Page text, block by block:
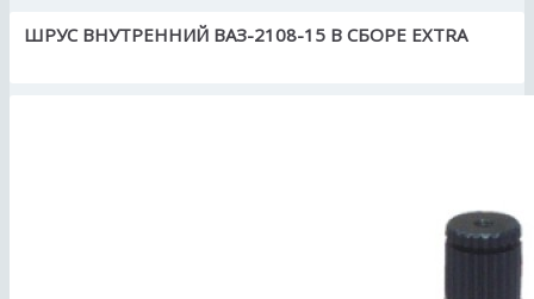
ШРУС ВНУТРЕННИЙ ВАЗ-2108-15 В СБОРЕ EXTRA